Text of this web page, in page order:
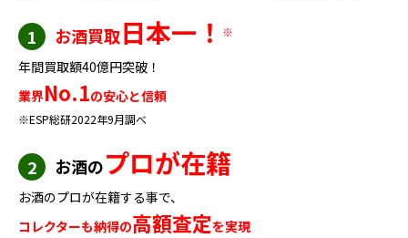
1 お酒買取日本一！ ※
年間買取額40億円突破！
業界No.1の安心と信頼
※ESP総研2022年9月調べ
2 お酒のプロが在籍
お酒のプロが在籍する事で、
コレクターも納得の高額査定を実現